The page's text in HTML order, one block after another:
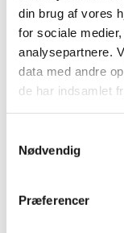
din brug af vores
for sociale
analysepartnere.
data med andre
de har indsamlet
Nødvendig
Præferencer
Datablad
Vægt (gram)